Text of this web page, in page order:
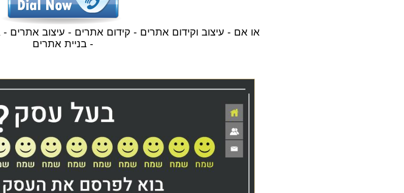
או אם - עיצוב וקידום אתרים - קידום אתרים - עיצוב אתרים -
- בניית אתרים